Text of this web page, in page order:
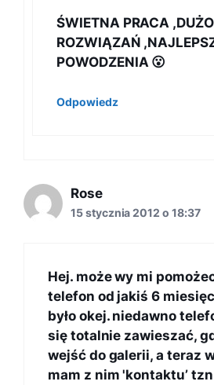
ŚWIETNA PRACA
ROZWIĄZAŃ
POWODZENIA 😮
Odpowiedz
Rose
15 stycznia 2012 o 18:37
Hej. może wy mi
telefon od jakiś 6
było okej. niedawno
się totalnie zawieszać,
wejść do galerii, a teraz
mam z nim 'kontaktu’